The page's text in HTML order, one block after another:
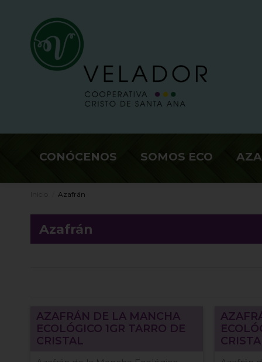
CONÓCENOS SOMOS ECO
Azafrán
Azafrán
AZAFRÁN DE LA MANCHA
ECOLÓGICO 1GR TARRO DE
CRISTAL